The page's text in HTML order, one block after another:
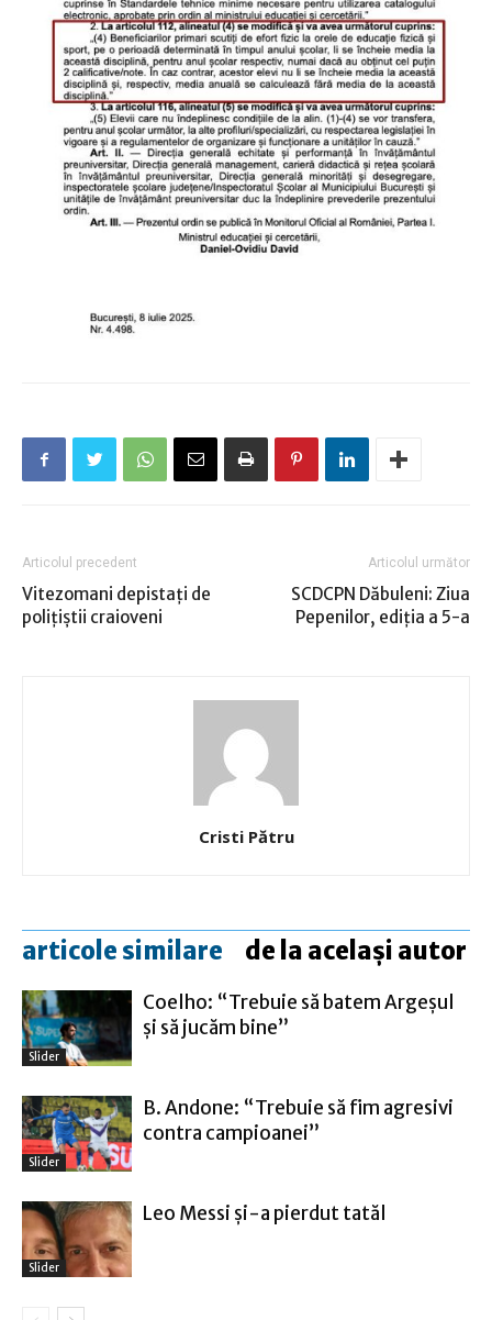
Articolul precedent
Vitezomani depistaţi de
poliţiştii craioveni
Articolul următor
SCDCPN Dăbuleni: Ziua
Pepenilor, ediţia a 5-a
Cristi Pătru
articole similare de la același autor
Slider
Coelho: “Trebuie să batem Argeşul
şi să jucăm bine”
Slider
B. Andone: “Trebuie să fim agresivi
contra campioanei”
Slider
Leo Messi şi-a pierdut tatăl